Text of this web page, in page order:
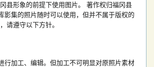
县形象的前提下使用图片。
著作权归福冈县
影集的照片随时可以使用，但并不属于版权的
请遵守以下方针。
行加工、编辑。但加工不可明显对原照片素材